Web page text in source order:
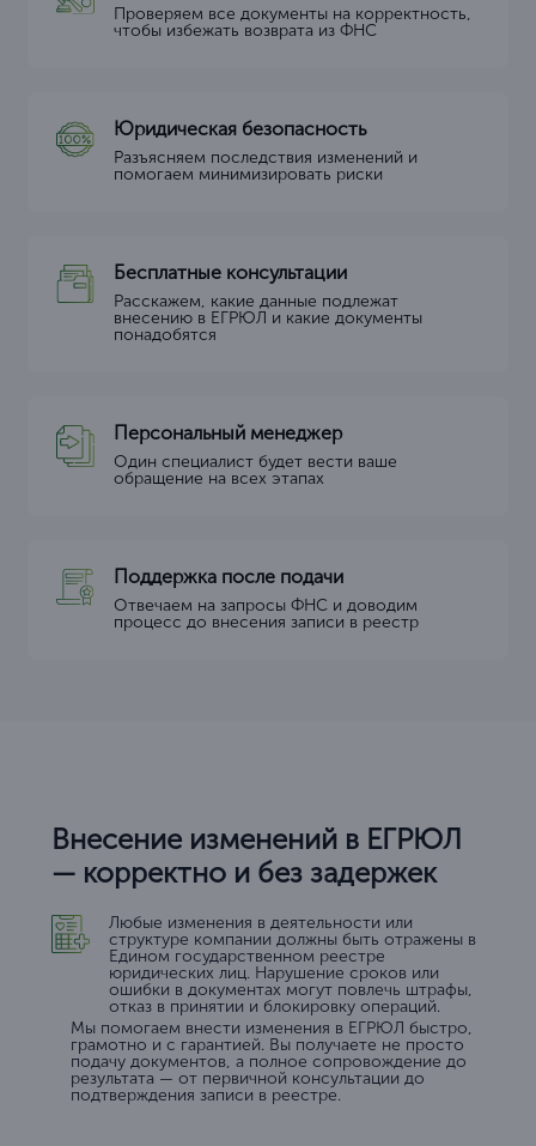
Проверяем все документы на корректность,
чтобы избежать возврата из ФНС
Юридическая безопасность
Разъясняем последствия изменений и
помогаем минимизировать риски
Бесплатные консультации
Расскажем, какие данные подлежат
внесению в ЕГРЮЛ и какие документы
понадобятся
Персональный менеджер
Один специалист будет вести ваше
обращение на всех этапах
Поддержка после подачи
Отвечаем на запросы ФНС и доводим
процесс до внесения записи в реестр
Внесение изменений в ЕГРЮЛ
— корректно и без задержек
Любые изменения в деятельности или
структуре компании должны быть отражены в
Едином государственном реестре
юридических лиц. Нарушение сроков или
ошибки в документах могут повлечь штрафы,
отказ в принятии и блокировку операций.
Мы помогаем внести изменения в ЕГРЮЛ быстро,
грамотно и с гарантией. Вы получаете не просто
подачу документов, а полное сопровождение до
результата — от первичной консультации до
подтверждения записи в реестре.